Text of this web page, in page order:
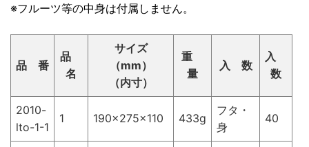
※フルーツ等の中身は付属しません。
品 番
品
名
サイズ
（mm）
（内寸）
重
量
入 数
入
数
2010-
lto-1-1
1 190×275×110 433g
フタ・
身
40